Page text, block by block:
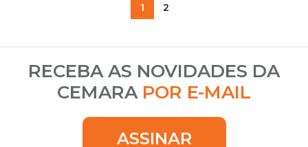
1 2
RECEBA AS NOVIDADES DA
CEMARA POR E-MAIL
ASSINAR